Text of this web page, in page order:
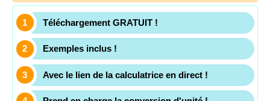
Téléchargement GRATUIT !
Exemples inclus !
Avec le lien de la calculatrice en direct !